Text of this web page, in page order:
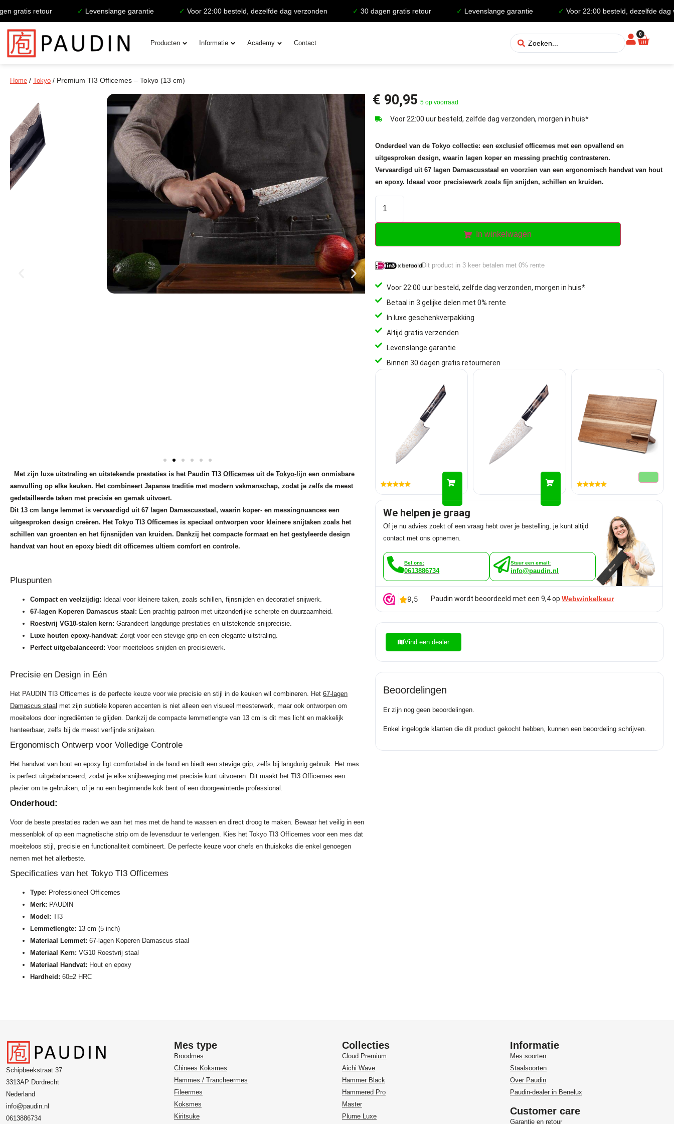
retour Levenslange garantie Voor 22:00 besteld, dezelfde dag verzonden 30 dagen gratis retour Levenslange garantie Voor 22:00 besteld, dezelfde dag
Producten Informatie Academy Contact
0
Home / Tokyo / Premium TI3 Officemes – Tokyo (13 cm)
Met zijn luxe uitstraling en uitstekende prestaties is het Paudin TI3 Officemes uit de Tokyo-lijn een onmisbare
aanvulling op elke keuken. Het combineert Japanse traditie met modern vakmanschap, zodat je zelfs de meest
gedetailleerde taken met precisie en gemak uitvoert.
Dit 13 cm lange lemmet is vervaardigd uit 67 lagen Damascusstaal, waarin koper- en messingnuances een
uitgesproken design creëren. Het Tokyo TI3 Officemes is speciaal ontworpen voor kleinere snijtaken zoals het
schillen van groenten en het fijnsnijden van kruiden. Dankzij het compacte formaat en het gestyleerde design
handvat van hout en epoxy biedt dit officemes ultiem comfort en controle.
Pluspunten
Compact en veelzijdig: Ideaal voor kleinere taken, zoals schillen, fijnsnijden en decoratief snijwerk.
67-lagen Koperen Damascus staal: Een prachtig patroon met uitzonderlijke scherpte en duurzaamheid.
Roestvrij VG10-stalen kern: Garandeert langdurige prestaties en uitstekende snijprecisie.
Luxe houten epoxy-handvat: Zorgt voor een stevige grip en een elegante uitstraling.
Perfect uitgebalanceerd: Voor moeiteloos snijden en precisiewerk.
Precisie en Design in Eén
Het PAUDIN TI3 Officemes is de perfecte keuze voor wie precisie en stijl in de keuken wil combineren. Het 67-lagen
Damascus staal met zijn subtiele koperen accenten is niet alleen een visueel meesterwerk, maar ook ontworpen om
moeiteloos door ingrediënten te glijden. Dankzij de compacte lemmetlengte van 13 cm is dit mes licht en makkelijk
hanteerbaar, zelfs bij de meest verfijnde snijtaken.
Ergonomisch Ontwerp voor Volledige Controle
Het handvat van hout en epoxy ligt comfortabel in de hand en biedt een stevige grip, zelfs bij langdurig gebruik. Het mes
is perfect uitgebalanceerd, zodat je elke snijbeweging met precisie kunt uitvoeren. Dit maakt het TI3 Officemes een
plezier om te gebruiken, of je nu een beginnende kok bent of een doorgewinterde professional.
Onderhoud:
Voor de beste prestaties raden we aan het mes met de hand te wassen en direct droog te maken. Bewaar het veilig in een
messenblok of op een magnetische strip om de levensduur te verlengen. Kies het Tokyo TI3 Officemes voor een mes dat
moeiteloos stijl, precisie en functionaliteit combineert. De perfecte keuze voor chefs en thuiskoks die enkel genoegen
nemen met het allerbeste.
Specificaties van het Tokyo TI3 Officemes
Type: Professioneel Officemes
Merk: PAUDIN
Model: TI3
Lemmetlengte: 13 cm (5 inch)
Materiaal Lemmet: 67-lagen Koperen Damascus staal
Materiaal Kern: VG10 Roestvrij staal
Materiaal Handvat: Hout en epoxy
Hardheid: 60±2 HRC
€ 90,95 5 op voorraad
Voor 22:00 uur besteld, zelfde dag verzonden, morgen in huis*
Onderdeel van de Tokyo collectie: een exclusief officemes met een opvallend en
uitgesproken design, waarin lagen koper en messing prachtig contrasteren.
Vervaardigd uit 67 lagen Damascusstaal en voorzien van een ergonomisch handvat van hout
en epoxy. Ideaal voor precisiewerk zoals fijn snijden, schillen en kruiden.
In winkelwagen
Dit product in 3 keer betalen met 0% rente
Voor 22:00 uur besteld, zelfde dag verzonden, morgen in huis*
Betaal in 3 gelijke delen met 0% rente
In luxe geschenkverpakking
Altijd gratis verzenden
Levenslange garantie
Binnen 30 dagen gratis retourneren
We helpen je graag
Of je nu advies zoekt of een vraag hebt over je bestelling, je kunt altijd
contact met ons opnemen.
Bel ons:
0613886734
Stuur een email:
info@paudin.nl
Paudin wordt beoordeeld met een 9,4 opWebwinkelkeur
Vind een dealer
Beoordelingen
Er zijn nog geen beoordelingen.
Enkel ingelogde klanten die dit product gekocht hebben, kunnen een beoordeling schrijven.
Schipbeekstraat 37
3313AP Dordrecht
Nederland
info@paudin.nl
0613886734
Mes type
Broodmes
Chinees Koksmes
Hammes / Trancheermes
Fileermes
Koksmes
Kiritsuke
Collecties
Cloud Premium
Aichi Wave
Hammer Black
Hammered Pro
Master
Plume Luxe
Informatie
Mes soorten
Staalsoorten
Over Paudin
Paudin-dealer in Benelux
Customer care
Garantie en retour